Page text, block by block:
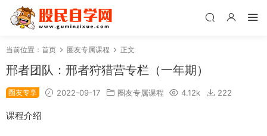
当前位置： 首页 圈友专属课程 正文
邢者团队：邢者狩猎营专栏（一年期）
圈友专享 2022-09-17 圈友专属课程 4.12k 222
课程介绍